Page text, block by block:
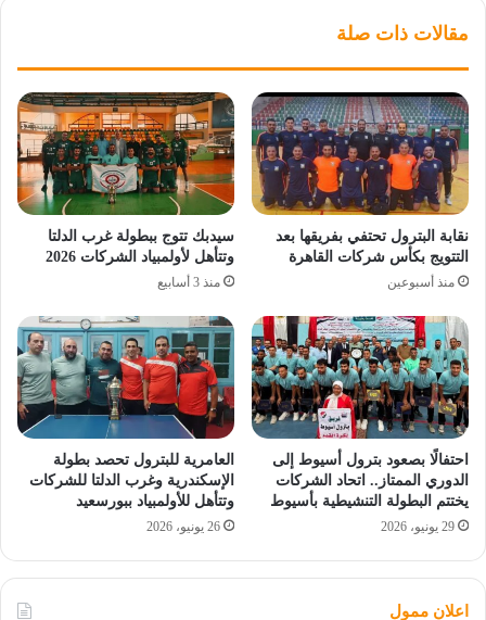
مقالات ذات صلة
نقابة البترول تحتفي بفريقها بعد
التتويج بكأس شركات القاهرة
منذ أسبوعين
سيدبك تتوج ببطولة غرب الدلتا
وتتأهل لأولمبياد الشركات 2026
منذ 3 أسابيع
احتفالًا بصعود بترول أسيوط إلى
الدوري الممتاز.. اتحاد الشركات
يختتم البطولة التنشيطية بأسيوط
29 يونيو، 2026
العامرية للبترول تحصد بطولة
الإسكندرية وغرب الدلتا للشركات
وتتأهل للأولمبياد ببورسعيد
26 يونيو، 2026
اعلان ممول